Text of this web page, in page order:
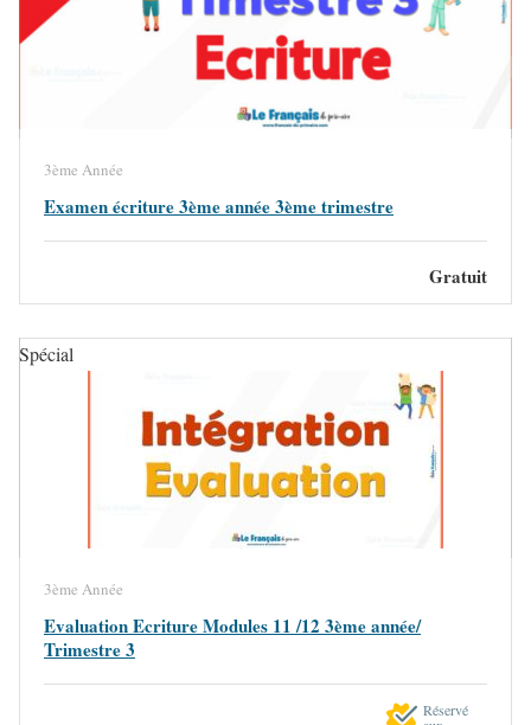
3ème Année
Examen écriture 3ème année 3ème trimestre
Gratuit
Spécial
3ème Année
Evaluation Ecriture Modules 11 /12 3ème année/
Trimestre 3
Réservé